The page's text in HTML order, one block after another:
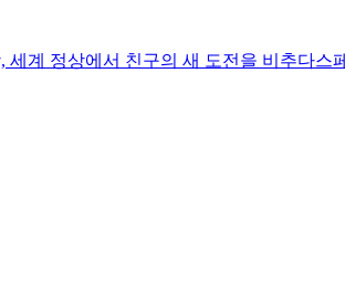
계 정상에서 친구의 새 도전을 비추다스